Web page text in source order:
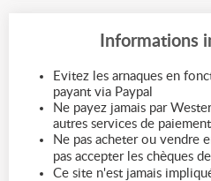
Informations
Evitez les arnaques en
payant via Paypal
Ne payez jamais par
autres services de
Ne pas acheter ou vendre
pas accepter les chèques
Ce site n'est jamais